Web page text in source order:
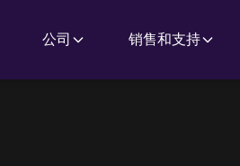
公司 销售和支持